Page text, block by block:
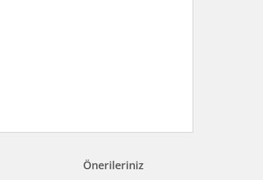
Önerileriniz